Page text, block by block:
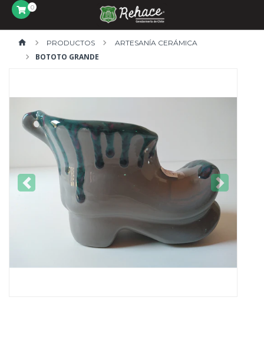
0
PRODUCTOS ARTESANÍA CERÁMICA
BOTOTO GRANDE
Previous Next